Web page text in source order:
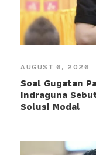
AUGUST 6, 2026
Soal Gugatan
Indraguna
Solusi Modal